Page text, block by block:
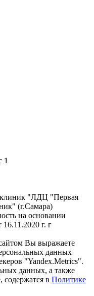
1
"ЛДЦ "Первая
(г.Самара)
на основании
г. г
Вы выражаете
данных
"Yandex.Metrics".
данных, а также
содержатся в Политике